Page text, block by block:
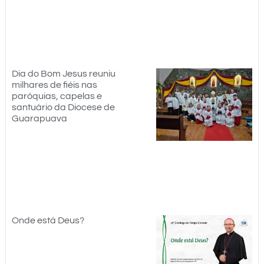
Dia do Bom Jesus reuniu
milhares de fiéis nas
paróquias, capelas e
santuário da Diocese de
Guarapuava
Onde está Deus?